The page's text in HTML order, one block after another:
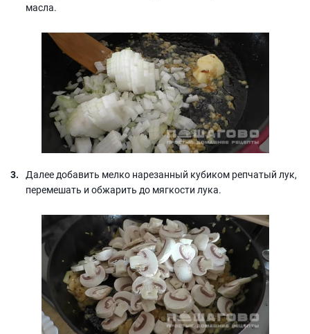
масла.
Далее добавить мелко нарезанный кубиком репчатый лук,
перемешать и обжарить до мягкости лука.